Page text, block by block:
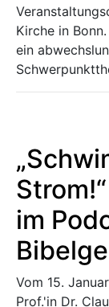
Kirche in
ein
im
Vom 15.
Prof.'in Dr.